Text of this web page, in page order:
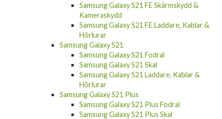
Samsung Galaxy S21 FE Skärmskydd &
Kameraskydd
Samsung Galaxy S21 FE Laddare, Kablar &
Hörlurar
Samsung Galaxy S21
Samsung Galaxy S21 Fodral
Samsung Galaxy S21 Skal
Samsung Galaxy S21 Laddare, Kablar &
Hörlurar
Samsung Galaxy S21 Plus
Samsung Galaxy S21 Plus Fodral
Samsung Galaxy S21 Plus Skal